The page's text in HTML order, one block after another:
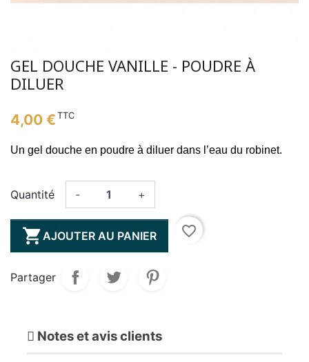
GEL DOUCHE VANILLE - POUDRE À
DILUER
4,00 € TTC
Un gel douche en poudre à diluer dans l’eau du robinet.
Quantité - +
AJOUTER AU PANIER favorite_border
Partager
Notes et avis clients